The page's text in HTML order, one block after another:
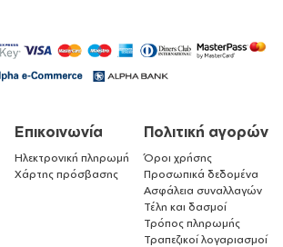
Επικοινωνία
Ηλεκτρονική πληρωμή
Χάρτης πρόσβασης
Πολιτική αγορών
Όροι χρήσης
Προσωπικά δεδομένα
Ασφάλεια συναλλαγών
Τέλη και δασμοί
Τρόπος πληρωμής
Τραπεζικοί λογαριασμοί